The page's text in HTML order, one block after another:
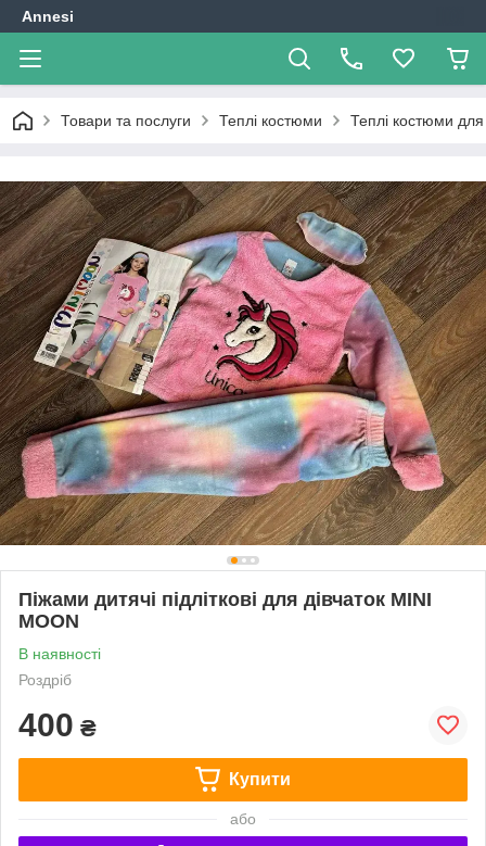
Annesi
Товари та послуги Теплі костюми Теплі костюми для
Піжами дитячі підліткові для дівчаток MINI
MOON
В наявності
Роздріб
400 ₴
Купити
або